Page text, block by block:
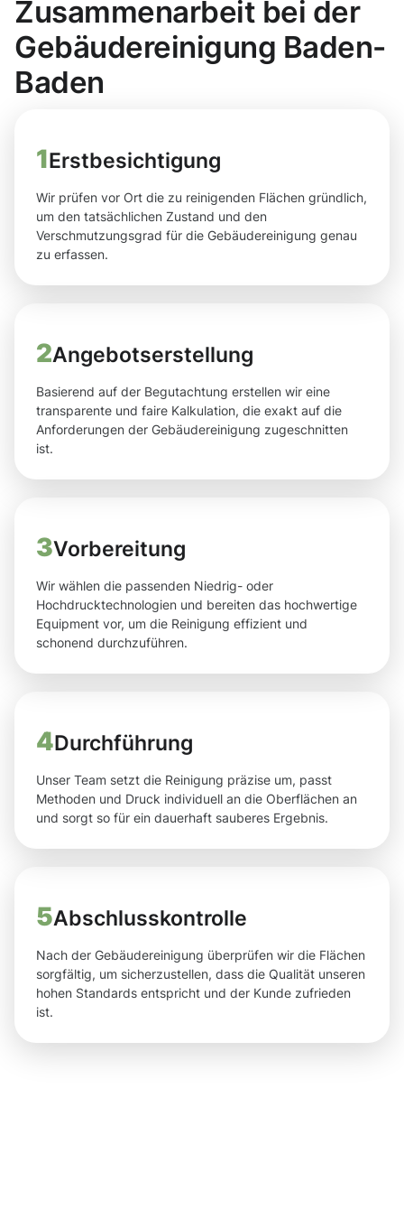
Zusammenarbeit bei der
Gebäudereinigung Baden-
Baden
1Erstbesichtigung
Wir prüfen vor Ort die zu reinigenden Flächen gründlich,
um den tatsächlichen Zustand und den
Verschmutzungsgrad für die Gebäudereinigung genau
zu erfassen.
2Angebotserstellung
Basierend auf der Begutachtung erstellen wir eine
transparente und faire Kalkulation, die exakt auf die
Anforderungen der Gebäudereinigung zugeschnitten
ist.
3Vorbereitung
Wir wählen die passenden Niedrig- oder
Hochdrucktechnologien und bereiten das hochwertige
Equipment vor, um die Reinigung effizient und
schonend durchzuführen.
4Durchführung
Unser Team setzt die Reinigung präzise um, passt
Methoden und Druck individuell an die Oberflächen an
und sorgt so für ein dauerhaft sauberes Ergebnis.
5Abschlusskontrolle
Nach der Gebäudereinigung überprüfen wir die Flächen
sorgfältig, um sicherzustellen, dass die Qualität unseren
hohen Standards entspricht und der Kunde zufrieden
ist.